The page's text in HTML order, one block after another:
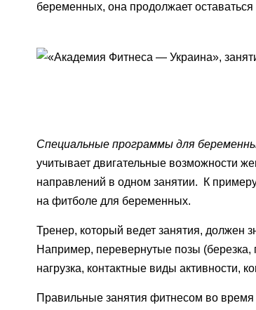
беременных, она продолжает
Специальные программы для
учитывает двигательные возможности
направлений в одном занятии. К
на фитболе для беременных.
Тренер, который ведет занятия, должен
Например, перевернутые позы (березка,
нагрузка, контактные виды активности,
Правильные занятия фитнесом во время